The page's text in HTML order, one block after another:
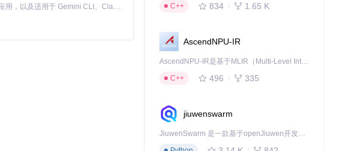
免费、本地、开源的 24/7 全天候 Cowork 应用，以及适用于 Gemini CLI、Claude Code、Codex、OpenCode、Qwen Code、Goose CLI、Auggie 等的 OpenClaw | 🌟 喜欢就点star吧
C++
834 1.65 K
AscendNPU-IR
AscendNPU-IR是基于MLIR（Multi-Level Intermediate Representation）构建的，面向昇腾亲和算子编译时使用的中间表示，提供昇腾完备表达能力，通过编译优化提升昇腾AI处理器计算效率，支持通过生态框架使能昇腾AI处理器与深度调优
C++
496 335
jiuwenswarm
JiuwenSwarm 是一款基于openJiuwen开发的智能AI Agent，它能够将大语言模型的强大能力，通过你日常使用的各类通讯应用，直接延伸至你的指尖。